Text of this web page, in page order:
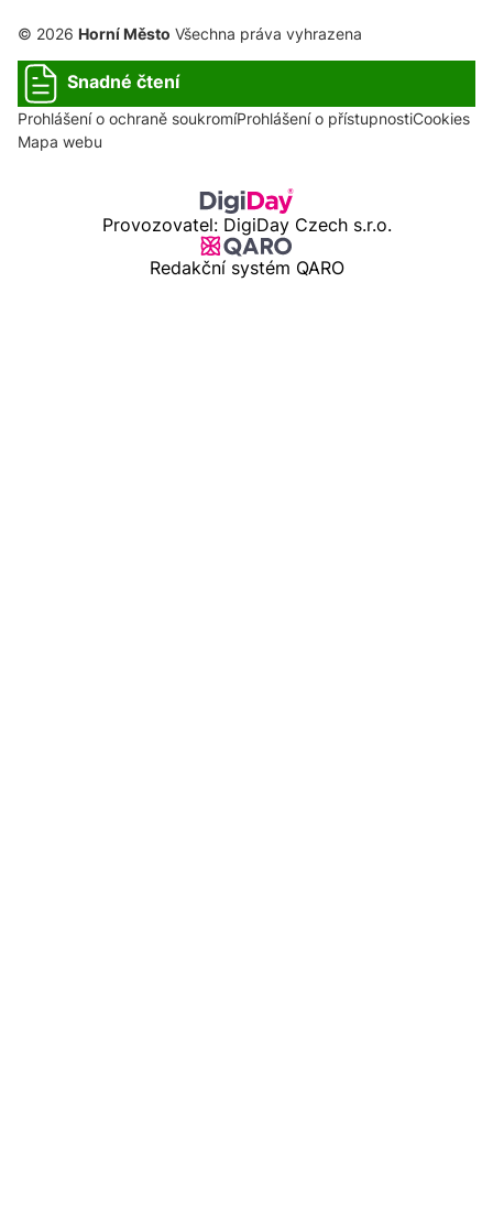
© 2026 Horní Město Všechna práva vyhrazena
Snadné čtení
Prohlášení o ochraně soukromíProhlášení o přístupnostiCookies
Mapa webu
Provozovatel: DigiDay Czech s.r.o.
Redakční systém QARO